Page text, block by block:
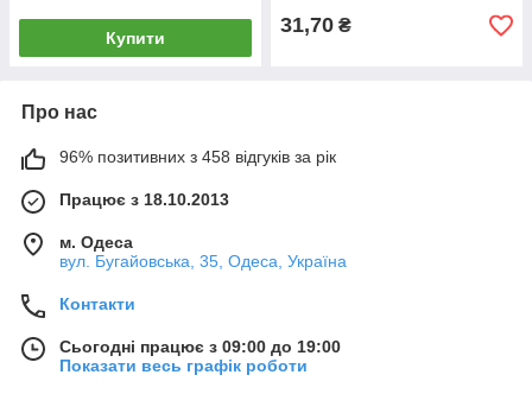
Купити
31,70 ₴
Про нас
96% позитивних з 458 відгуків за рік
Працює з 18.10.2013
м. Одеса
вул. Бугайовська, 35, Одеса, Україна
Контакти
Сьогодні працює з 09:00 до 19:00
Показати весь графік роботи